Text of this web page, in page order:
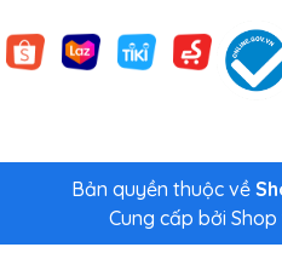
năng tản nhiệt, nhằm giúp ngăn
kéo dài tuổi thọ cho bếp. Ngoài
khỏi mặt bếp, bếp sẽ tự động
Bản quyền thuộc về
Cung cấp bởi